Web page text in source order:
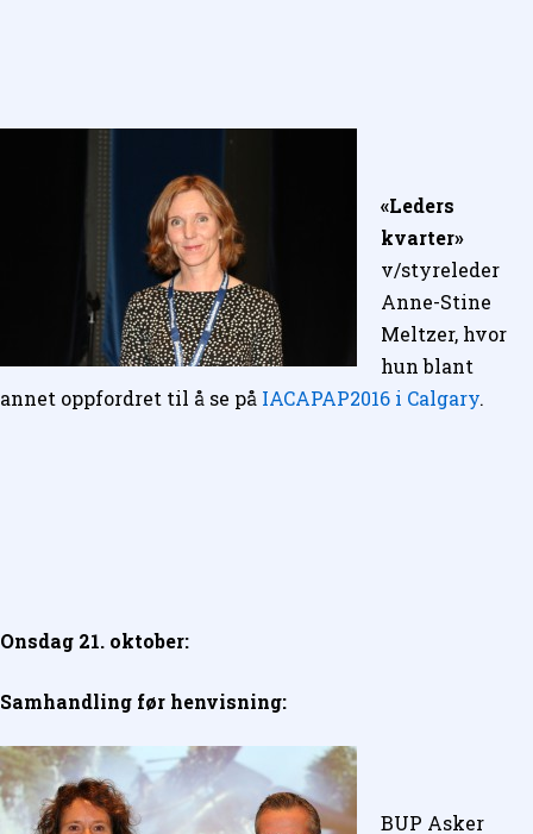
«Leders
kvarter»
v/styreleder
Anne-Stine
Meltzer, hvor
hun blant
annet oppfordret til å se på IACAPAP2016 i Calgary.
Onsdag 21. oktober:
Samhandling før henvisning:
BUP Asker